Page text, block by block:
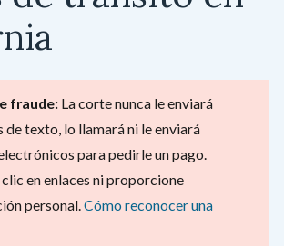
fraude: La corte nunca le enviará
de texto, lo llamará ni le enviará
para pedirle un pago.
en enlaces ni proporcione
personal.Cómo reconocer una